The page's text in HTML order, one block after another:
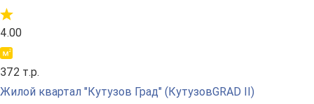
4.00
372 т.р.
Жилой квартал "Кутузов Град" (КутузовGRAD II)